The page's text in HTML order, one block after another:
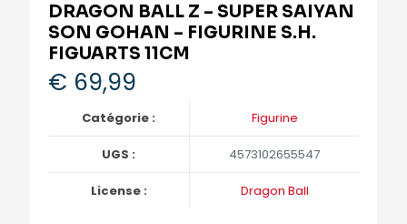
DRAGON BALL Z – SUPER SAIYAN
SON GOHAN – FIGURINE S.H.
FIGUARTS 11CM
€ 69,99
Catégorie : Figurine
UGS : 4573102655547
License : Dragon Ball